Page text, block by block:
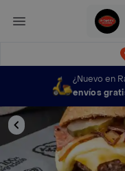
¿Nuevo en
envíos